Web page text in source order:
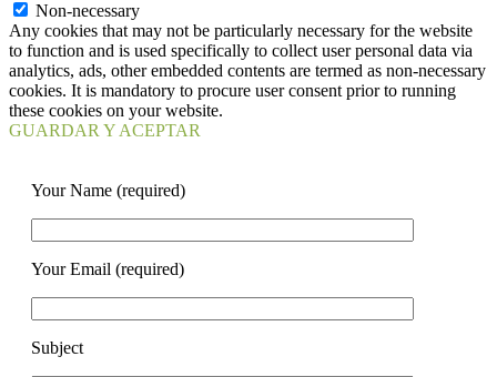
Non-necessary
Any cookies that may not be particularly necessary for the website
to function and is used specifically to collect user personal data via
analytics, ads, other embedded contents are termed as non-necessary
cookies. It is mandatory to procure user consent prior to running
these cookies on your website.
GUARDAR Y ACEPTAR
Your Name (required)
Your Email (required)
Subject